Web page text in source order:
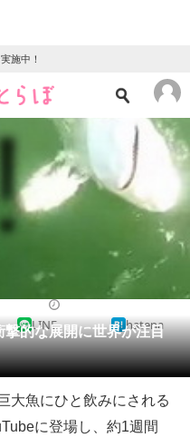
施中！
ュース
イズ
域
的な展開に世界が注目
LINE hatena
大魚にひと飲みにされる
に登場し、約1週間